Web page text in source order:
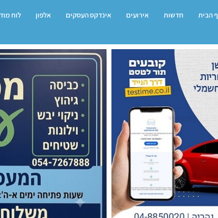
הבית חדשות אירועים אינדקס העסקים אלפון לוח